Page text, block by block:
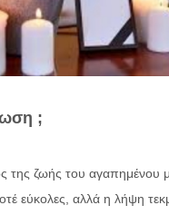
;
της ζωής του αγαπημένου
εύκολες, αλλά η λήψη